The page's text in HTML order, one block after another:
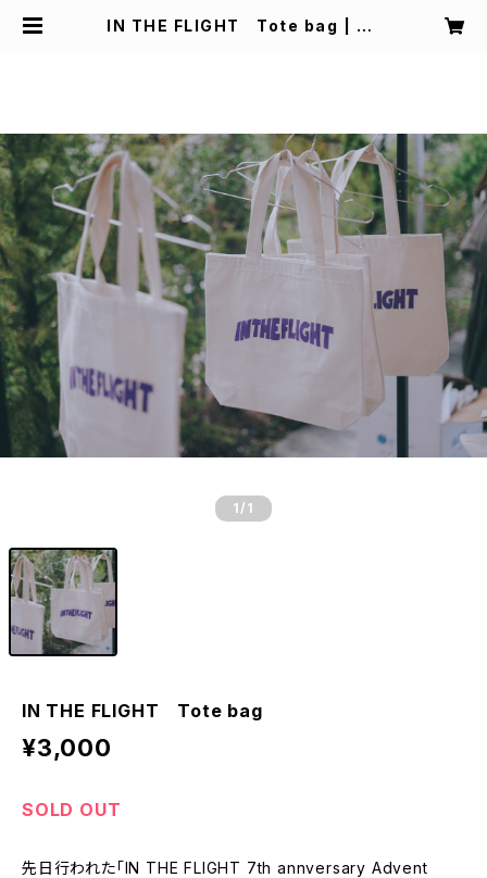
IN THE FLIGHT Tote bag | Ru
1 /1
IN THE FLIGHT Tote bag
¥3,000
SOLD OUT
先日行われた「IN THE FLIGHT 7th annversary Advent